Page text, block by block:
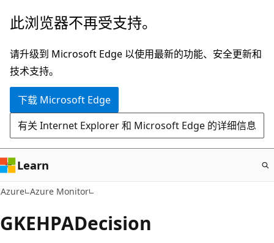
跳
主
要
内
此浏览器不再受支持。
请升级到 Microsoft Edge 以使用最新的功能、安全更新和
技术支持。
下载 Microsoft Edge
有关 Internet Explorer 和 Microsoft Edge 的详细信息
Learn
Azure Azure Monitor
GKEHPADecision